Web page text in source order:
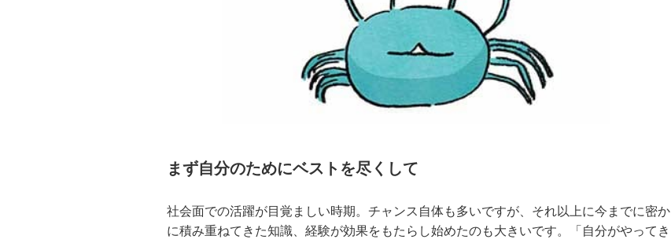
まず自分のためにベストを尽くして
社会面での活躍が目覚ましい時期。チャンス自体も多いですが、それ以上に今までに密か
に積み重ねてきた知識、経験が効果をもたらし始めたのも大きいです。「自分がやってき